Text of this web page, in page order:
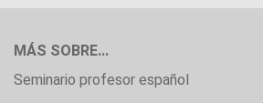
MÁS SOBRE...
Seminario profesor español